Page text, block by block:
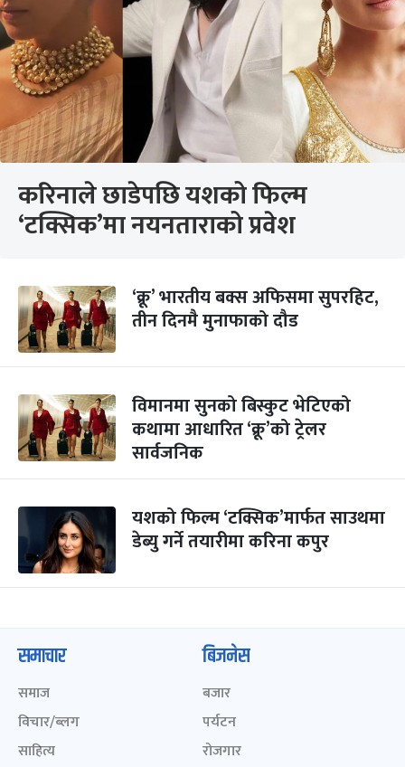
करिनाले छाडेपछि यशको फिल्म
‘टक्सिक’मा नयनताराको प्रवेश
‘क्रू’ भारतीय बक्स अफिसमा सुपरहिट,
तीन दिनमै मुनाफाको दौड
विमानमा सुनको बिस्कुट भेटिएको
कथामा आधारित ‘क्रू’को ट्रेलर
सार्वजनिक
यशको फिल्म ‘टक्सिक’मार्फत साउथमा
डेब्यु गर्ने तयारीमा करिना कपुर
समाचार
समाज
विचार/ब्लग
साहित्य
बिजनेस
बजार
पर्यटन
रोजगार